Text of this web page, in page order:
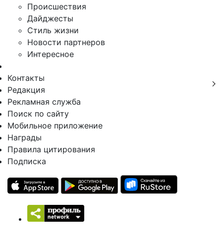
Происшествия
Дайджесты
Стиль жизни
Новости партнеров
Интересное
Контакты
Редакция
Рекламная служба
Поиск по сайту
Мобильное приложение
Награды
Правила цитирования
Подписка